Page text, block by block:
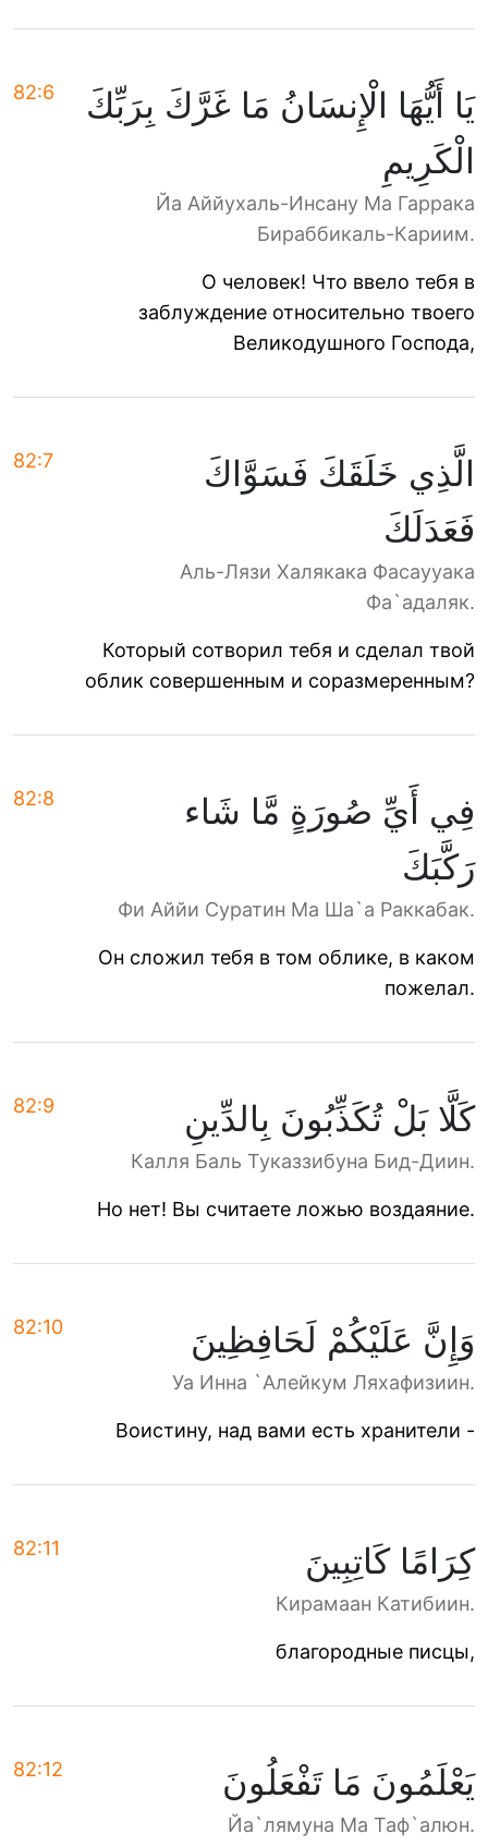
82:6
يَا أَيُّهَا الْإِنسَانُ مَا غَرَّكَ بِرَبِّكَ
الْكَرِيمِ
Йа Аййухаль-Инсану Ма Гаррака
Бираббикаль-Кариим.
О человек! Что ввело тебя в
заблуждение относительно твоего
Великодушного Господа,
82:7
الَّذِي خَلَقَكَ فَسَوَّاكَ
فَعَدَلَكَ
Аль-Лязи Халякака Фасаууака
Фа`адаляк.
Который сотворил тебя и сделал твой
облик совершенным и соразмеренным?
82:8
فِي أَيِّ صُورَةٍ مَّا شَاء
رَكَّبَكَ
Фи Аййи Суратин Ма Ша`а Раккабак.
Он сложил тебя в том облике, в каком
пожелал.
82:9 كَلَّا بَلْ تُكَذِّبُونَ بِالدِّينِ
Калля Баль Туказзибуна Бид-Диин.
Но нет! Вы считаете ложью воздаяние.
82:10 وَإِنَّ عَلَيْكُمْ لَحَافِظِينَ
Уа Инна `Алейкум Ляхафизиин.
Воистину, над вами есть хранители -
82:11 كِرَامًا كَاتِبِينَ
Кирамаан Катибиин.
благородные писцы,
82:12 يَعْلَمُونَ مَا تَفْعَلُونَ
Йа`лямуна Ма Таф`алюн.